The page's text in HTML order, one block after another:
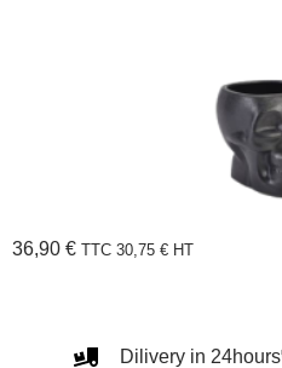
36,90 € TTC 30,75 € HT
Dilivery in 24hours